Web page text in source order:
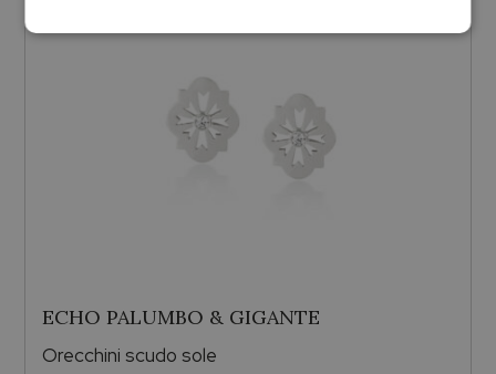
ECHO PALUMBO & GIGANTE
Orecchini scudo sole